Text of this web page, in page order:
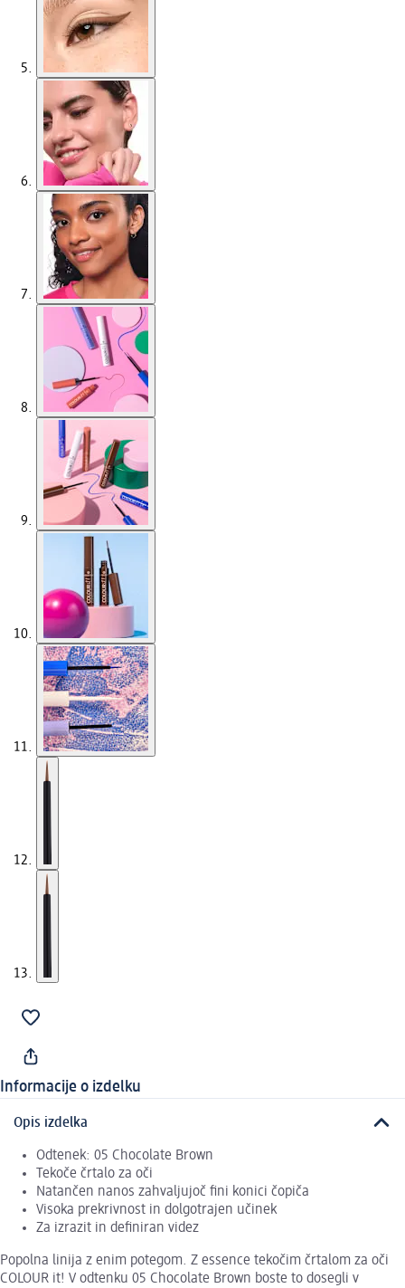
Informacije o izdelku
Opis izdelka
Odtenek: 05 Chocolate Brown
Tekoče črtalo za oči
Natančen nanos zahvaljujoč fini konici čopiča
Visoka prekrivnost in dolgotrajen učinek
Za izrazit in definiran videz
Popolna linija z enim potegom. Z essence tekočim črtalom za oči
COLOUR it! V odtenku 05 Chocolate Brown boste to dosegli v